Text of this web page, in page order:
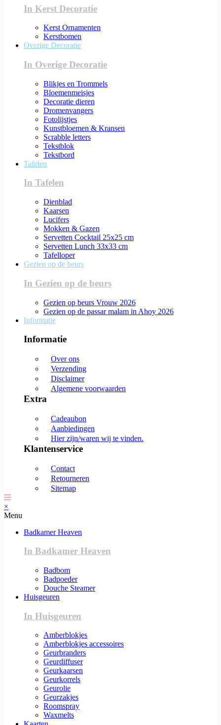
In Kerst Decoratie
Kerst Ornamenten
Kerstbomen
Overige Decoratie
In Overige Decoratie
Blikjes en Trommels
Bloemenmeisjes
Decoratie dieren
Dromenvangers
Fotolijstjes
Kunstbloemen & Kransen
Scrabble letters
Tekstblok
Tekstbord
Tafelen
In Tafelen
Dienblad
Kaarsen
Lucifers
Mokken & Gazen
Servetten Cocktail 25x25 cm
Servetten Lunch 33x33 cm
Tafelloper
Gezien op de beurs
In Gezien op de beurs
Gezien op beurs Vrouw 2026
Gezien op de passar malam in Ahoy 2026
Informatie
Informatie
Over ons
Verzending
Disclaimer
Algemene voorwaarden
Extra
Cadeaubon
Aanbiedingen
Hier zijn/waren wij te vinden.
Klantenservice
Contact
Retourneren
Sitemap
×
Menu
Badkamer Heaven
In Badkamer Heaven
Badbom
Badpoeder
Douche Steamer
Huisgeuren
In Huisgeuren
Amberblokjes
Amberblokjes accessoires
Geurbranders
Geurdiffuser
Geurkaarsen
Geurkorrels
Geurolie
Geurzakjes
Roomspray
Waxmelts